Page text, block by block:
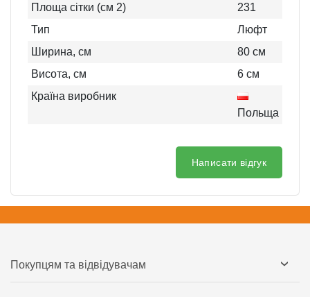
Площа сітки (см 2)
231
Тип
Люфт
Ширина, см
80 см
Висота, см
6 см
Країна виробник
Польща
Написати відгук
Покупцям та відвідувачам